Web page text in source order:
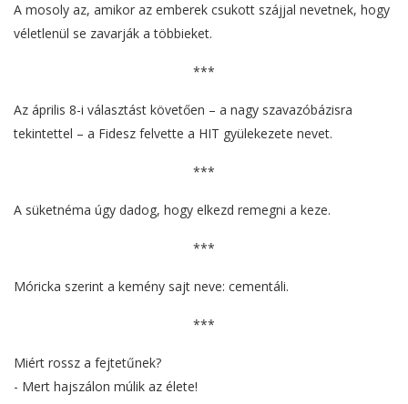
A mosoly az, amikor az emberek csukott szájjal nevetnek, hogy
véletlenül se zavarják a többieket.
***
Az április 8-i választást követően – a nagy szavazóbázisra
tekintettel – a Fidesz felvette a HIT gyülekezete nevet.
***
A süketnéma úgy dadog, hogy elkezd remegni a keze.
***
Móricka szerint a kemény sajt neve: cementáli.
***
Miért rossz a fejtetűnek?
- Mert hajszálon múlik az élete!